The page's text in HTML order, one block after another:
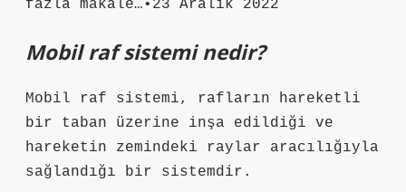
fazla makale…•23 Aralık 2022
Mobil raf sistemi nedir?
Mobil raf sistemi, rafların hareketli
bir taban üzerine inşa edildiği ve
hareketin zemindeki raylar aracılığıyla
sağlandığı bir sistemdir.